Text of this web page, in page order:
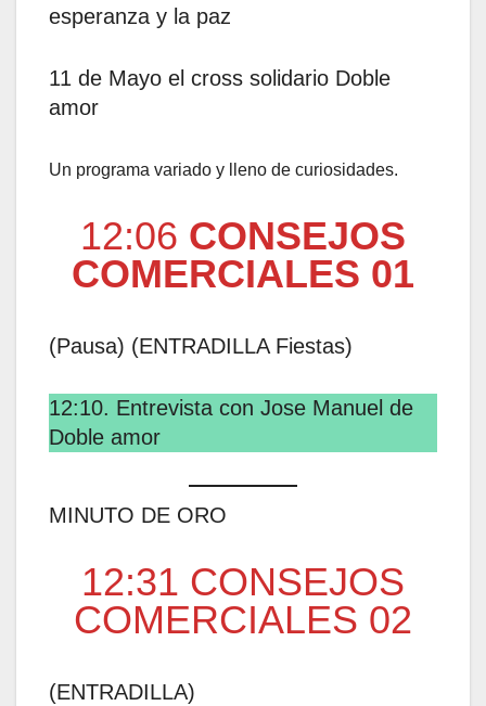
esperanza y la paz
11 de Mayo el cross solidario Doble
amor
Un programa variado y lleno de curiosidades.
12:06 CONSEJOS
COMERCIALES 01
(Pausa) (ENTRADILLA Fiestas)
12:10. Entrevista con Jose Manuel de
Doble amor
MINUTO DE ORO
12:31 CONSEJOS
COMERCIALES 02
(ENTRADILLA)